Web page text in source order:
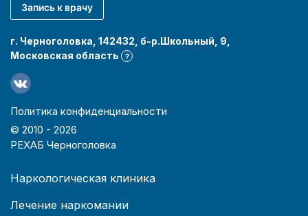
Запись к врачу
г. Черноголовка, 142432, б-р.Школьный, 9,
Московская область
?
Политика конфиденциальности
© 2010 - 2026
РЕХАБ Черноголовка
Наркологическая клиника
Лечение наркомании